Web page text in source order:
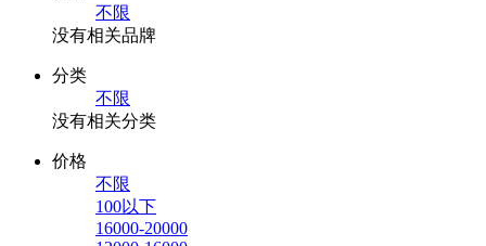
不限
没有相关品牌
分类
不限
没有相关分类
价格
不限
100以下
16000-20000